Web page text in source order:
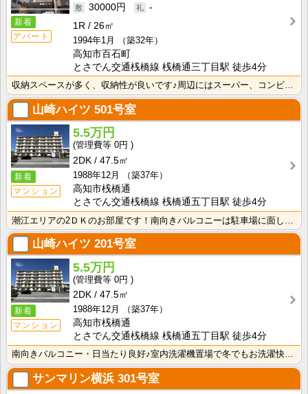
新着
アパート
30000円
-
1R
26㎡
1994年1月
（築32年）
高知市百石町
とさでん交通桟橋線 桟橋通三丁目駅 徒歩4分
山崎ハイツ 501号室
新着
マンション
5.5万円
0円
2DK
47.5㎡
1988年12月
（築37年）
高知市桟橋通
とさでん交通桟橋線 桟橋通五丁目駅 徒歩4分
山崎ハイツ 201号室
新着
マンション
5.5万円
0円
2DK
47.5㎡
1988年12月
（築37年）
高知市桟橋通
とさでん交通桟橋線 桟橋通五丁目駅 徒歩4分
南向きバルコニー・日当たり良好♪室内洗濯機置場で冬でもお洗濯快適！
サンマリン横浜301号室